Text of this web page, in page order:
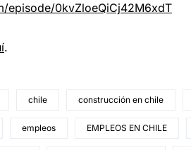
episode/0kvZloeQiCj42M6xdT
.
chile construcción en chile
empleos EMPLEOS EN CHILE